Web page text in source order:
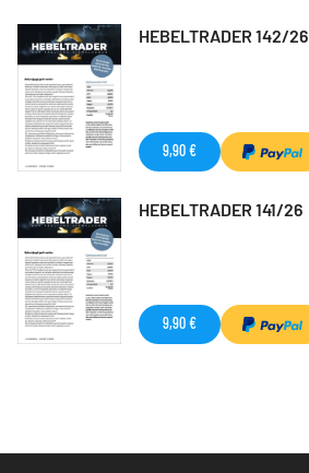
HEBELTRADER 142/26
9,90 €
HEBELTRADER 141/26
9,90 €